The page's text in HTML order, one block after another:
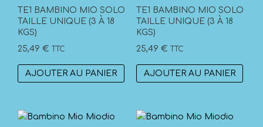
TE1 BAMBINO MIO SOLO
TAILLE UNIQUE (3 À 18
KGS)
25,49 € TTC
AJOUTER AU PANIER
TE1 BAMBINO MIO SOLO
TAILLE UNIQUE (3 À 18
KGS)
25,49 € TTC
AJOUTER AU PANIER